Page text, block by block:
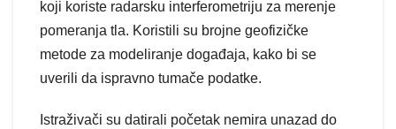
koji koriste radarsku interferometriju za merenje
pomeranja tla. Koristili su brojne geofizičke
metode za modeliranje događaja, kako bi se
uverili da ispravno tumače podatke.
Istraživači su datirali početak nemira unazad do